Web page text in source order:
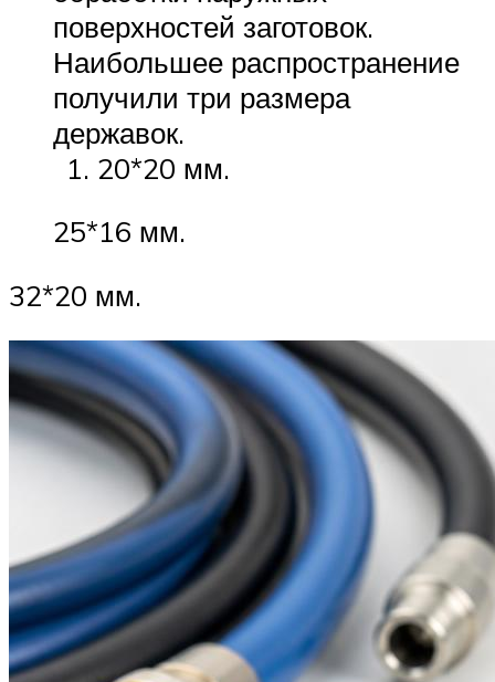
поверхностей заготовок.
Наибольшее распространение
получили три размера
державок.
20*20 мм.
25*16 мм.
32*20 мм.